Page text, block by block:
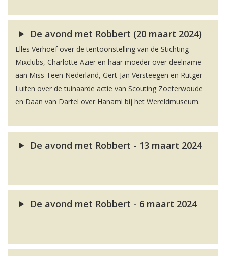
De avond met Robbert (20 maart 2024)
Elles Verhoef over de tentoonstelling van de Stichting
Mixclubs, Charlotte Azier en haar moeder over deelname
aan Miss Teen Nederland, Gert-Jan Versteegen en Rutger
Luiten over de tuinaarde actie van Scouting Zoeterwoude
en Daan van Dartel over Hanami bij het Wereldmuseum.
De avond met Robbert - 13 maart 2024
De avond met Robbert - 6 maart 2024